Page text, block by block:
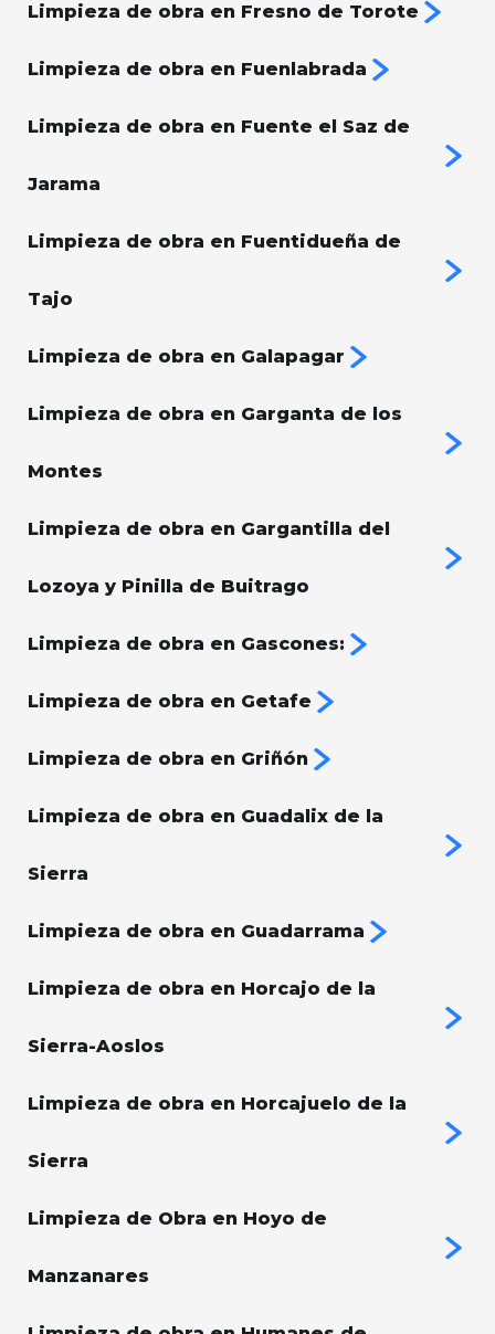
Limpieza de obra en Fresno de Torote
Limpieza de obra en Fuenlabrada
Limpieza de obra en Fuente el Saz de
Jarama
Limpieza de obra en Fuentidueña de
Tajo
Limpieza de obra en Galapagar
Limpieza de obra en Garganta de los
Montes
Limpieza de obra en Gargantilla del
Lozoya y Pinilla de Buitrago
Limpieza de obra en Gascones:
Limpieza de obra en Getafe
Limpieza de obra en Griñón
Limpieza de obra en Guadalix de la
Sierra
Limpieza de obra en Guadarrama
Limpieza de obra en Horcajo de la
Sierra-Aoslos
Limpieza de obra en Horcajuelo de la
Sierra
Limpieza de Obra en Hoyo de
Manzanares